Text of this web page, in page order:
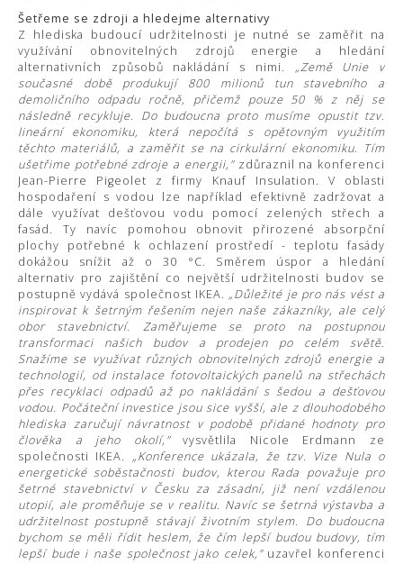
Šetřeme se zdroji a hledejme alternativy
Z hlediska budoucí udržitelnosti je nutné se zaměřit na
využívání obnovitelných zdrojů energie a hledání
alternativních způsobů nakládání s nimi. „Země Unie v
současné době produkují 800 milionů tun stavebního a
demoličního odpadu ročně, přičemž pouze 50 % z něj se
následně recykluje. Do budoucna proto musíme opustit tzv.
lineární ekonomiku, která nepočítá s opětovným využitím
těchto materiálů, a zaměřit se na cirkulární ekonomiku. Tím
ušetřime potřebné zdroje a energii,"zdůraznil na konferenci
Jean-Pierre Pigeolet z firmy Knauf Insulation. V oblasti
hospodaření s vodou lze například efektivně zadržovat a
dále využívat dešťovou vodu pomocí zelených střech a
fasád. Ty navíc pomohou obnovit přirozené absorpční
plochy potřebné k ochlazení prostředí - teplotu fasády
dokážou snížit až o 30 °C. Směrem úspor a hledání
alternativ pro zajištění co největší udržitelnosti budov se
postupně vydává společnost IKEA. „Důležité je pro nás vést a
inspirovat k šetrným řešením nejen naše zákazníky, ale celý
obor stavebnictví. Zaměřujeme se proto na postupnou
transformaci našich budov a prodejen po celém světě.
Snažíme se využívat různých obnovitelných zdrojů energie a
technologií, od instalace fotovoltaických panelů na střechách
přes recyklaci odpadů až po nakládání s šedou a dešťovou
vodou. Počáteční investice jsou sice vyšší, ale z dlouhodobého
hlediska zaručují návratnost v podobě přidané hodnoty pro
člověka a jeho okolí,"vysvětlila Nicole Erdmann ze
společnosti IKEA. „Konference ukázala, že tzv. Vize Nula o
energetické soběstačnosti budov, kterou Rada považuje pro
šetrné stavebnictví v Česku za zásadní, již není vzdálenou
utopií, ale proměňuje se v realitu. Navíc se šetrná výstavba a
udržitelnost postupně stávají životním stylem. Do budoucna
bychom se měli řídit heslem, že čím lepší budou budovy, tím
lepší bude i naše společnost jako celek,"uzavřel konferenci